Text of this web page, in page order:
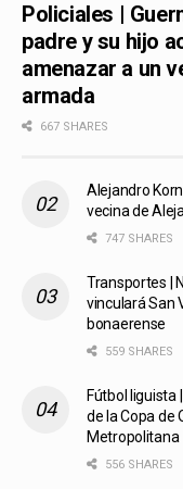
Policiales |
padre y su hijo
amenazar a un
armada
667 SHARES
Alejandro
vecina de
747 SHARES
Transportes |
vinculará San
bonaerense
559 SHARES
Fútbol liguista
de la Copa de
Metropolitana
556 SHARES